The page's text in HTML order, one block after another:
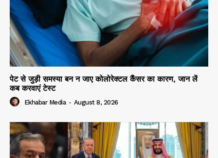
पेट से जुड़ी समस्या बन न जाए कोलोरेक्टल कैंसर का कारण, जान लें
कब करवाएं टेस्ट
Ekhabar Media - August 8, 2026